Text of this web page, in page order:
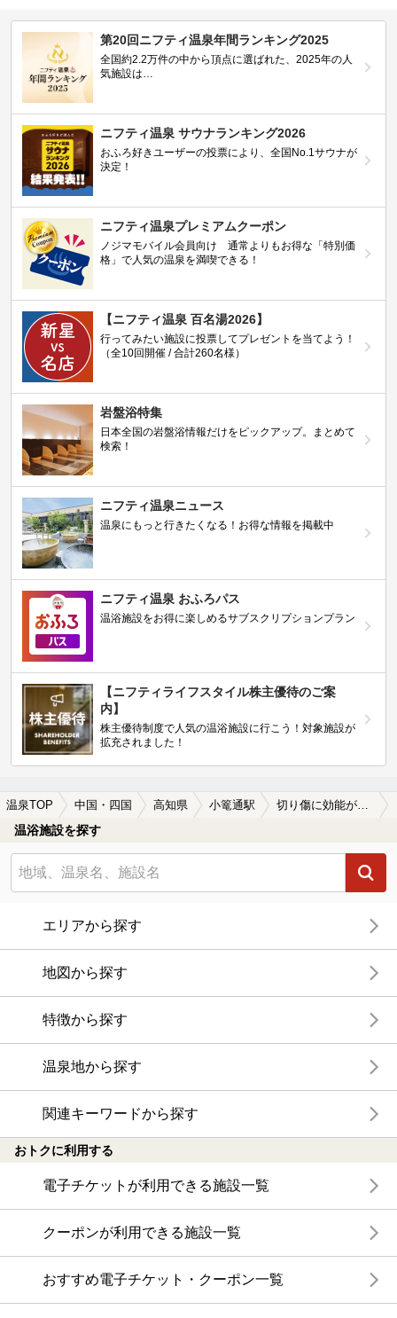
第20回ニフティ温泉年間ランキング2025
全国約2.2万件の中から頂点に選ばれた、2025年の人
気施設は…
ニフティ温泉 サウナランキング2026
おふろ好きユーザーの投票により、全国No.1サウナが
決定！
ニフティ温泉プレミアムクーポン
ノジマモバイル会員向け 通常よりもお得な「特別価
格」で人気の温泉を満喫できる！
【ニフティ温泉 百名湯2026】
行ってみたい施設に投票してプレゼントを当てよう！
（全10回開催 / 合計260名様）
岩盤浴特集
日本全国の岩盤浴情報だけをピックアップ。まとめて
検索！
ニフティ温泉ニュース
温泉にもっと行きたくなる！お得な情報を掲載中
ニフティ温泉 おふろパス
温浴施設をお得に楽しめるサブスクリプションプラン
【ニフティライフスタイル株主優待のご案
内】
株主優待制度で人気の温浴施設に行こう！対象施設が
拡充されました！
温泉TOP 中国・四国 高知県 小篭通駅 切り傷に効能がある小篭通駅近くの温泉、日帰り温泉、スーパー銭湯おすすめ
温浴施設を探す
エリアから探す
地図から探す
特徴から探す
温泉地から探す
関連キーワードから探す
おトクに利用する
電子チケットが利用できる施設一覧
クーポンが利用できる施設一覧
おすすめ電子チケット・クーポン一覧